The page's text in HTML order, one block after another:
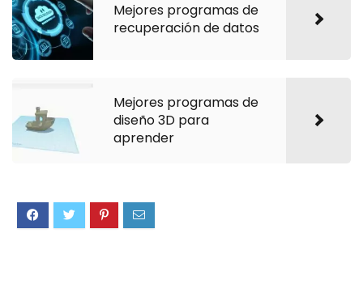
Mejores programas de
recuperación de datos
Mejores programas de
diseño 3D para
aprender